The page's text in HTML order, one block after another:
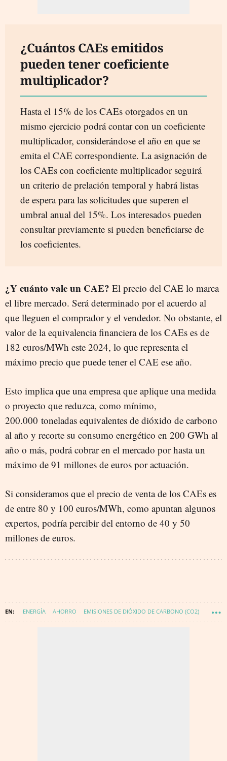
¿Cuántos CAEs emitidos
pueden tener coeficiente
multiplicador?
Hasta el 15% de los CAEs otorgados en un
mismo ejercicio podrá contar con un coeficiente
multiplicador, considerándose el año en que se
emita el CAE correspondiente. La asignación de
los CAEs con coeficiente multiplicador seguirá
un criterio de prelación temporal y habrá listas
de espera para las solicitudes que superen el
umbral anual del 15%. Los interesados pueden
consultar previamente si pueden beneficiarse de
los coeficientes.
¿Y cuánto vale un CAE? El precio del CAE lo marca
el libre mercado. Será determinado por el acuerdo al
que lleguen el comprador y el vendedor. No obstante, el
valor de la equivalencia financiera de los CAEs es de
182 euros/MWh este 2024, lo que representa el
máximo precio que puede tener el CAE ese año.
Esto implica que una empresa que aplique una medida
o proyecto que reduzca, como mínimo,
200.000 toneladas equivalentes de dióxido de carbono
al año y recorte su consumo energético en 200 GWh al
año o más, podrá cobrar en el mercado por hasta un
máximo de 91 millones de euros por actuación.
Si consideramos que el precio de venta de los CAEs es
de entre 80 y 100 euros/MWh, como apuntan algunos
expertos, podría percibir del entorno de 40 y 50
millones de euros.
ENERGÍA AHORRO EMISIONES DE DIÓXIDO DE CARBONO (CO2)